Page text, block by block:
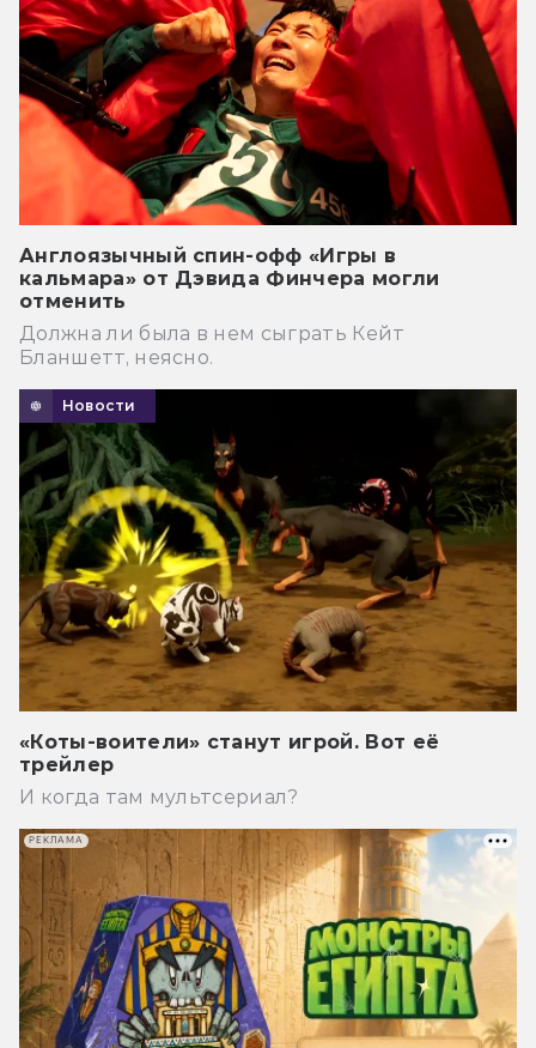
Англоязычный спин-офф «Игры в
кальмара» от Дэвида Финчера могли
отменить
Должна ли была в нем сыграть Кейт
Бланшетт, неясно.
Новости
«Коты-воители» станут игрой. Вот её
трейлер
И когда там мультсериал?
РЕКЛАМА